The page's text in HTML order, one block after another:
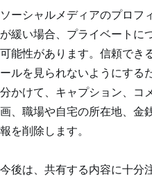
ソーシャルメディアのプロフ
が緩い場合、プライベートに
可能性があります。信頼でき
ールを見られないようにする
分かけて、キャプション、コ
画、職場や自宅の所在地、金
報を削除します。
今後は、共有する内容に十分